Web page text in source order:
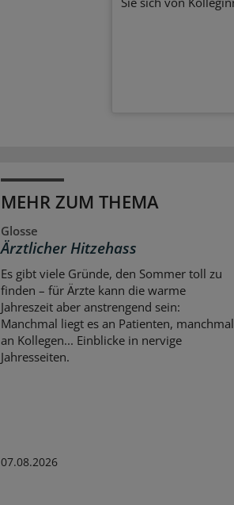
MEHR ZUM THEMA
Glosse
Ärztlicher Hitzehass
Es gibt viele Gründe, den Sommer toll zu
finden – für Ärzte kann die warme
Jahreszeit aber anstrengend sein:
Manchmal liegt es an Patienten, manchmal
an Kollegen... Einblicke in nervige
Jahresseiten.
07.08.2026